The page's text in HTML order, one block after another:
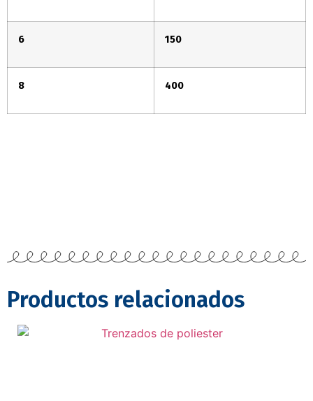
6 150
8 400
Productos relacionados